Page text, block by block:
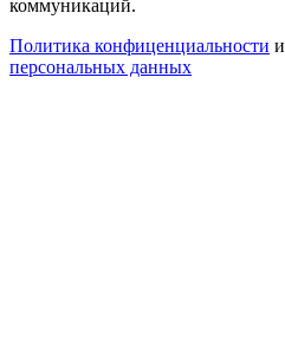
коммуникаций.
Политика конфиценциальности и
персональных данных